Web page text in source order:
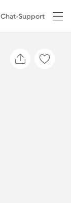
Chat-Support